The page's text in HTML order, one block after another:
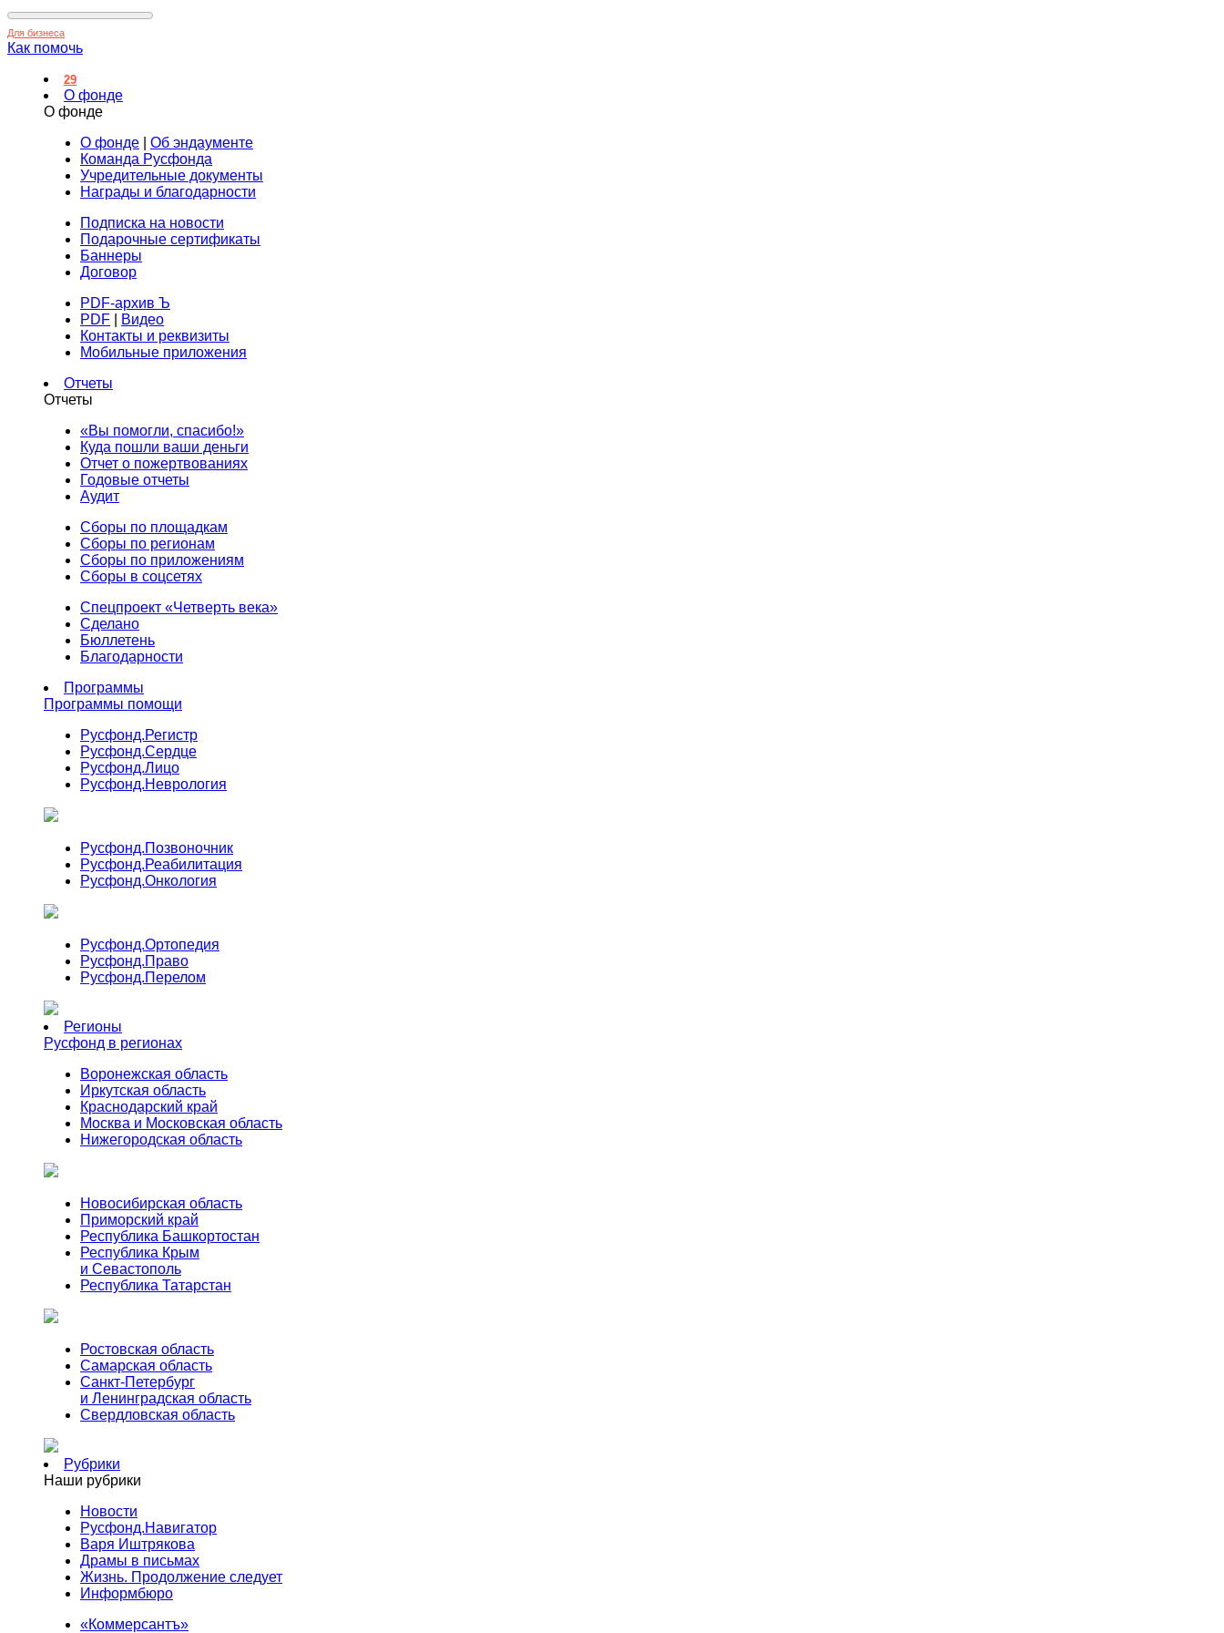
Для бизнеса
Как помочь
29
О фонде
О фонде
О фонде
Об эндаументе
Команда Русфонда
Учредительные документы
Награды и благодарности
Подписка на новости
Подарочные сертификаты
Баннеры
Договор
PDF-архив Ъ
PDF
Видео
Контакты и реквизиты
Мобильные приложения
Отчеты
Отчеты
«Вы помогли, спасибо!»
Куда пошли ваши деньги
Отчет о пожертвованиях
Годовые отчеты
Аудит
Сборы по площадкам
Сборы по регионам
Сборы по приложениям
Сборы в соцсетях
Спецпроект «Четверть века»
Сделано
Бюллетень
Благодарности
Программы
Программы помощи
Русфонд.Регистр
Русфонд.Сердце
Русфонд.Лицо
Русфонд.Неврология
Русфонд.Позвоночник
Русфонд.Реабилитация
Русфонд.Онкология
Русфонд.Ортопедия
Русфонд.Право
Русфонд.Перелом
Регионы
Русфонд в регионах
Воронежская область
Иркутская область
Краснодарский край
Москва и Московская область
Нижегородская область
Новосибирская область
Приморский край
Республика Башкортостан
Республика Крым
и Севастополь
Республика Татарстан
Ростовская область
Самарская область
Санкт-Петербург
и Ленинградская область
Свердловская область
Рубрики
Наши рубрики
Новости
Русфонд.Навигатор
Варя Иштрякова
Драмы в письмах
Жизнь. Продолжение следует
Информбюро
«Коммерсантъ»